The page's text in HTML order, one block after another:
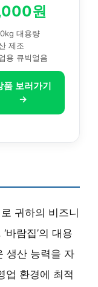
원
대용량
제조
용 큐빅얼음
품 보러가기
→
귀하의 비즈니
바람집’의 대용
생산 능력을 자
업 환경에 최적